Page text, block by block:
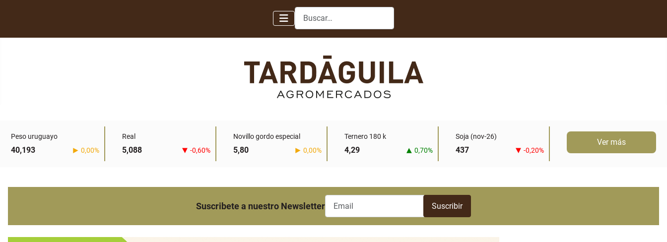
Buscar
Peso uruguayo
40,193 0,00%
Real
5,088 -0,60%
Novillo gordo especial
5,80 0,00%
Ternero 180 k
4,29 0,70%
Soja (nov-26)
437 -0,20%
Ver más
Suscribete a nuestro Newsletter